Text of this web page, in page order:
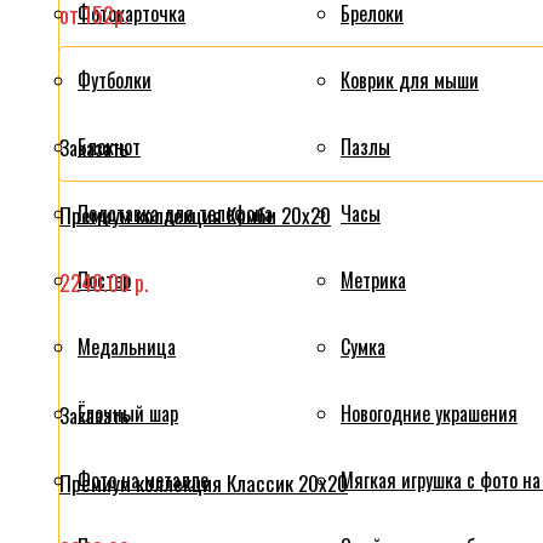
от 152р.
Заказать
Премиум коллекция Комби 20x20
2240.00 р.
Заказать
Премиум коллекция Классик 20x20
Фотокарточка
Футболки
Блокнот
Подставка для телефона
Постер
Медальница
Ёлочный шар
Фото на металле
Брелоки
Коврик для мыши
Пазлы
Часы
Метрика
Сумка
Новогодние украшения
Мягкая игрушка с фото